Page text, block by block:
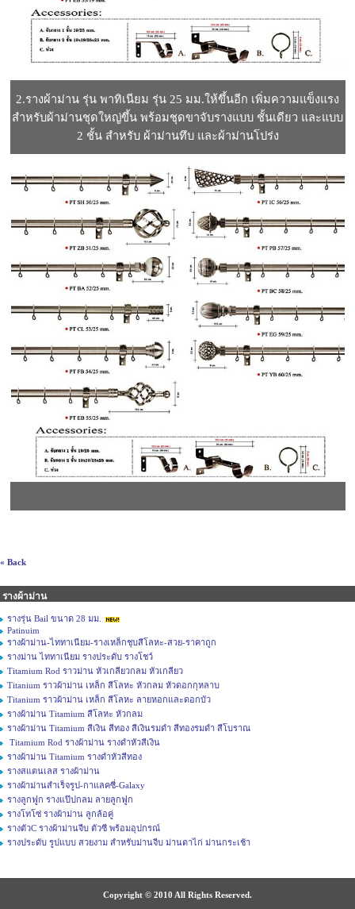
2.รางผ้าม่าน รุ่น พาทิเนียม รุ่น 25 มม.ให้ขึ้นอีก เพิ่มความแข็งแรง
สำหรับผ้าม่านชุดใหญ่ขึ้น พร้อมชุดขาจับรางแบบ ชั้นเดียว และแบบ
2 ชั้น สำหรับ ผ้าม่านทึบ และผ้าม่านโปร่ง
« Back
รางผ้าม่าน
รางรุ่น Bail ขนาด 28 มม.
Patinuim
รางผ้าม่าน-ไททาเนียม-รางเหล็กชุบสีโลหะ-สวย-ราคาถูก
รางม่าน ไททาเนียม รางประดับ รางโชว์
Titamium Rod ราวม่าน หัวเกลียวกลม หัวเกลียว
Titanium ราวผ้าม่าน เหล็ก สีโลหะ หัวกลม หัวดอกกุหลาบ
Titanium ราวผ้าม่าน เหล็ก สีโลหะ ลายหอกและดอกบัว
รางผ้าม่าน Titamium สีโลหะ หัวกลม
รางผ้าม่าน Titamium สีเงิน สีทอง สีเงินรมดำ สีทองรมดำ สีโบราณ
Titamium Rod รางผ้าม่าน รางดำหัวสีเงิน
รางผ้าม่าน Titamium รางดำหัวสีทอง
รางสแตนเลส รางผ้าม่าน
รางผ้าม่านสำเร็จรูป-กาแลคซี่-Galaxy
รางลูกฟูก รางแป๊ปกลม ลายลูกฟูก
รางโทโซ่ รางผ้าม่าน ลูกล้อคู่
รางตัวC รางผ้าม่านจีบ ตัวซี พร้อมอุปกรณ์
รางประดับ รูปแบบ สวยงาม สำหรับม่านจีบ ม่านตาไก่ ม่านกระเช้า
Copyright © 2010 All Rights Reserved.